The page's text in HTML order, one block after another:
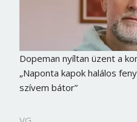
Dopeman nyíltan üzent a
„Naponta kapok halálos
szívem bátor”